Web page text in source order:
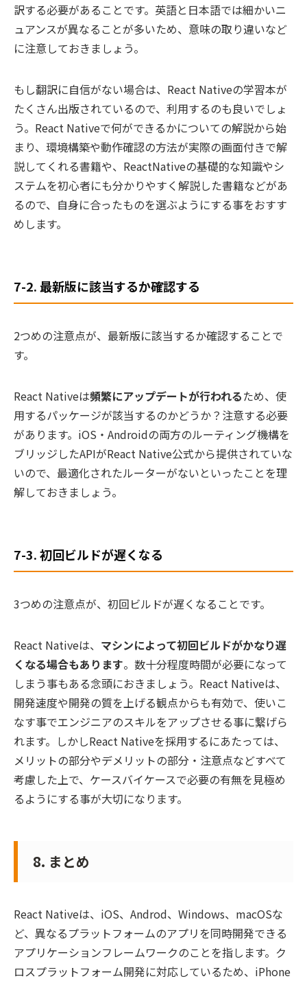
訳する必要があることです。英語と日本語では細かいニ
ュアンスが異なることが多いため、意味の取り違いなど
に注意しておきましょう。
もし翻訳に自信がない場合は、React Nativeの学習本が
たくさん出版されているので、利用するのも良いでしょ
う。React Nativeで何ができるかについての解説から始
まり、環境構築や動作確認の方法が実際の画面付きで解
説してくれる書籍や、ReactNativeの基礎的な知識やシ
ステムを初心者にも分かりやすく解説した書籍などがあ
るので、自身に合ったものを選ぶようにする事をおすす
めします。
7-2. 最新版に該当するか確認する
2つめの注意点が、最新版に該当するか確認することで
す。
React Nativeは頻繁にアップデートが行われるため、使
用するパッケージが該当するのかどうか？注意する必要
があります。iOS・Androidの両方のルーティング機構を
ブリッジしたAPIがReact Native公式から提供されていな
いので、最適化されたルーターがないといったことを理
解しておきましょう。
7-3. 初回ビルドが遅くなる
3つめの注意点が、初回ビルドが遅くなることです。
React Nativeは、 マシンによって初回ビルドがかなり遅
くなる場合もあります。数十分程度時間が必要になって
しまう事もある念頭におきましょう。React Nativeは、
開発速度や開発の質を上げる観点からも有効で、使いこ
なす事でエンジニアのスキルをアップさせる事に繋げら
れます。しかしReact Nativeを採用するにあたっては、
メリットの部分やデメリットの部分・注意点などすべて
考慮した上で、ケースバイケースで必要の有無を見極め
るようにする事が大切になります。
8. まとめ
React Nativeは、iOS、Androd、Windows、macOSな
ど、異なるプラットフォームのアプリを同時開発できる
アプリケーションフレームワークのことを指します。ク
ロスプラットフォーム開発に対応しているため、iPhone